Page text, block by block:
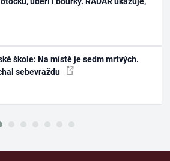
škole: Na místě je sedm mrtvých.
sebevraždu